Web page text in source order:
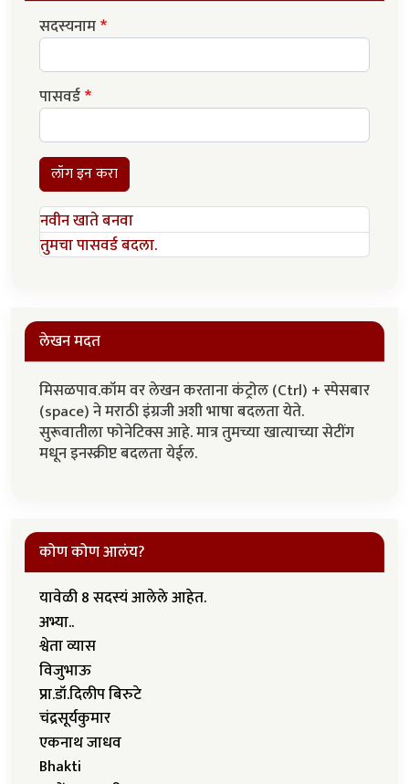
सदस्यनाम
पासवर्ड
लॉग इन करा
नवीन खाते बनवा
तुमचा पासवर्ड बदला.
लेखन मदत
मिसळपाव.कॉम वर लेखन करताना कंट्रोल (Ctrl) + स्पेसबार
(space) ने मराठी इंग्रजी अशी भाषा बदलता येते.
सुरूवातीला फोनेटिक्स आहे. मात्र तुमच्या खात्याच्या सेटींग
मधून इनस्क्रीप्ट बदलता येईल.
कोण कोण आलंय?
यावेळी 8 सदस्यं आलेले आहेत.
अभ्या..
श्वेता व्यास
विजुभाऊ
प्रा.डॉ.दिलीप बिरुटे
चंद्रसूर्यकुमार
एकनाथ जाधव
Bhakti